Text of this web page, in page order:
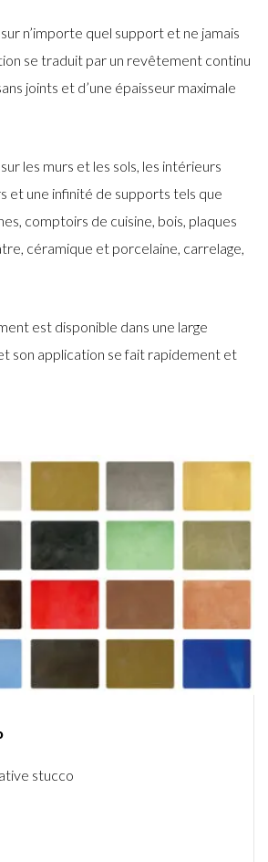
n’importe quel support et ne jamais
se traduit par un revêtement continu
joints et d’une épaisseur maximale
les murs et les sols, les intérieurs
et une infinité de supports tels que
comptoirs de cuisine, bois, plaques
céramique et porcelaine, carrelage,
est disponible dans une large
son application se fait rapidement et
stucco